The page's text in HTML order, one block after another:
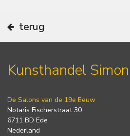
terug
Kunsthandel
De Salons van de 19e Eeuw
Notaris Fischerstraat 30
6711 BD Ede
Nederland